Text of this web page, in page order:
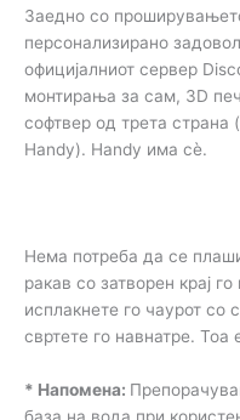
Заедно со
персонализирано
официјалниот сервер
монтирања за сам, 3D
софтвер од трета страна
Handy). Handy има сè.
Нема потреба да се
ракав со затворен крај
исплакнете го чаурот со
свртете го навнатре. Тоа
* Напомена: